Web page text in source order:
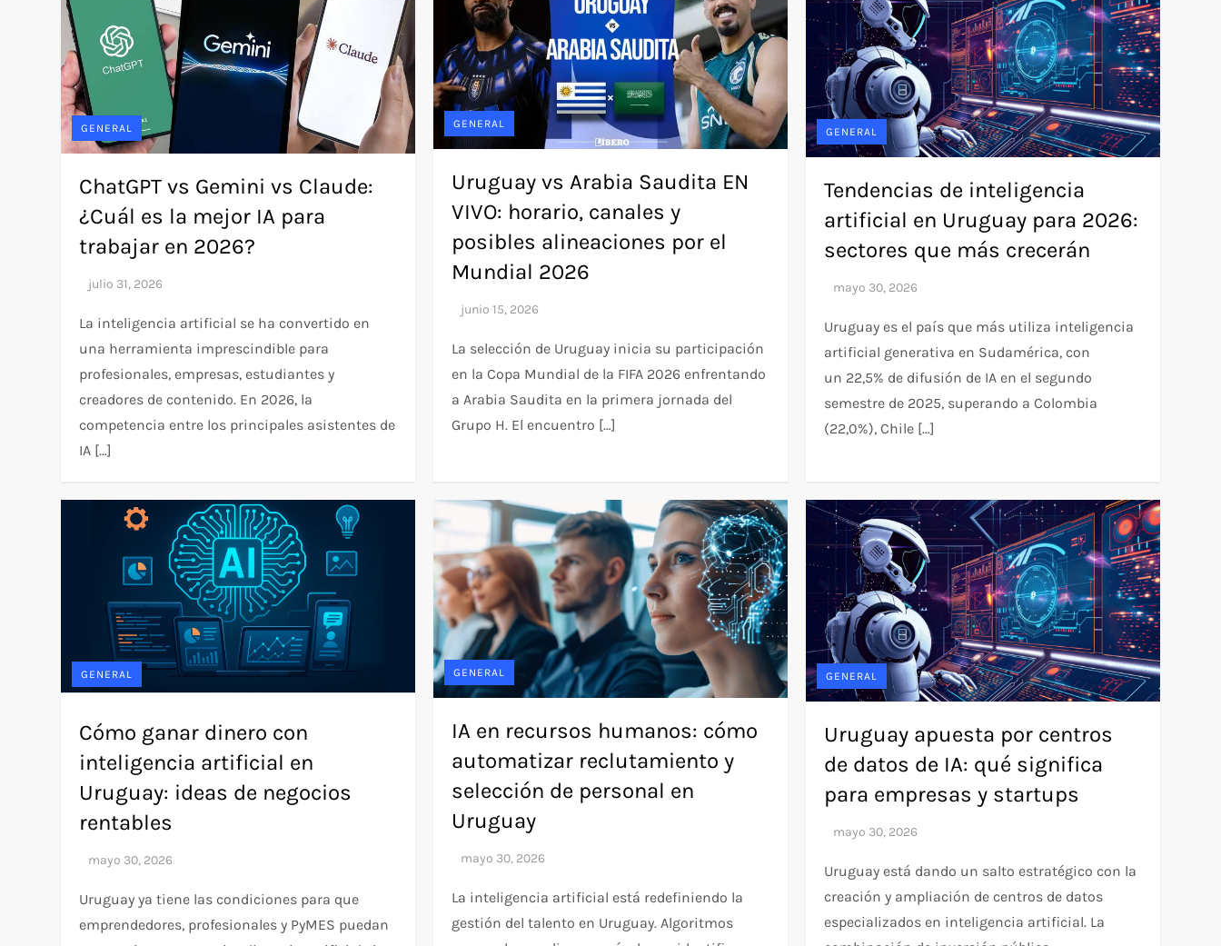
GENERAL
ChatGPT vs Gemini vs Claude:
¿Cuál es la mejor IA para
trabajar en 2026?
La inteligencia artificial se ha convertido en
una herramienta imprescindible para
profesionales, empresas, estudiantes y
creadores de contenido. En 2026, la
competencia entre los principales asistentes de
IA […]
GENERAL
Uruguay vs Arabia Saudita EN
VIVO: horario, canales y
posibles alineaciones por el
Mundial 2026
La selección de Uruguay inicia su participación
en la Copa Mundial de la FIFA 2026 enfrentando
a Arabia Saudita en la primera jornada del
Grupo H. El encuentro […]
GENERAL
Tendencias de inteligencia
artificial en Uruguay para 2026:
sectores que más crecerán
Uruguay es el país que más utiliza inteligencia
artificial generativa en Sudamérica, con
un 22,5% de difusión de IA en el segundo
semestre de 2025, superando a Colombia
(22,0%), Chile […]
GENERAL
Cómo ganar dinero con
inteligencia artificial en
Uruguay: ideas de negocios
rentables
Uruguay ya tiene las condiciones para que
emprendedores, profesionales y PyMES puedan
GENERAL
IA en recursos humanos: cómo
automatizar reclutamiento y
selección de personal en
Uruguay
La inteligencia artificial está redefiniendo la
gestión del talento en Uruguay. Algoritmos
GENERAL
Uruguay apuesta por centros
de datos de IA: qué significa
para empresas y startups
Uruguay está dando un salto estratégico con la
creación y ampliación de centros de datos
especializados en inteligencia artificial. La